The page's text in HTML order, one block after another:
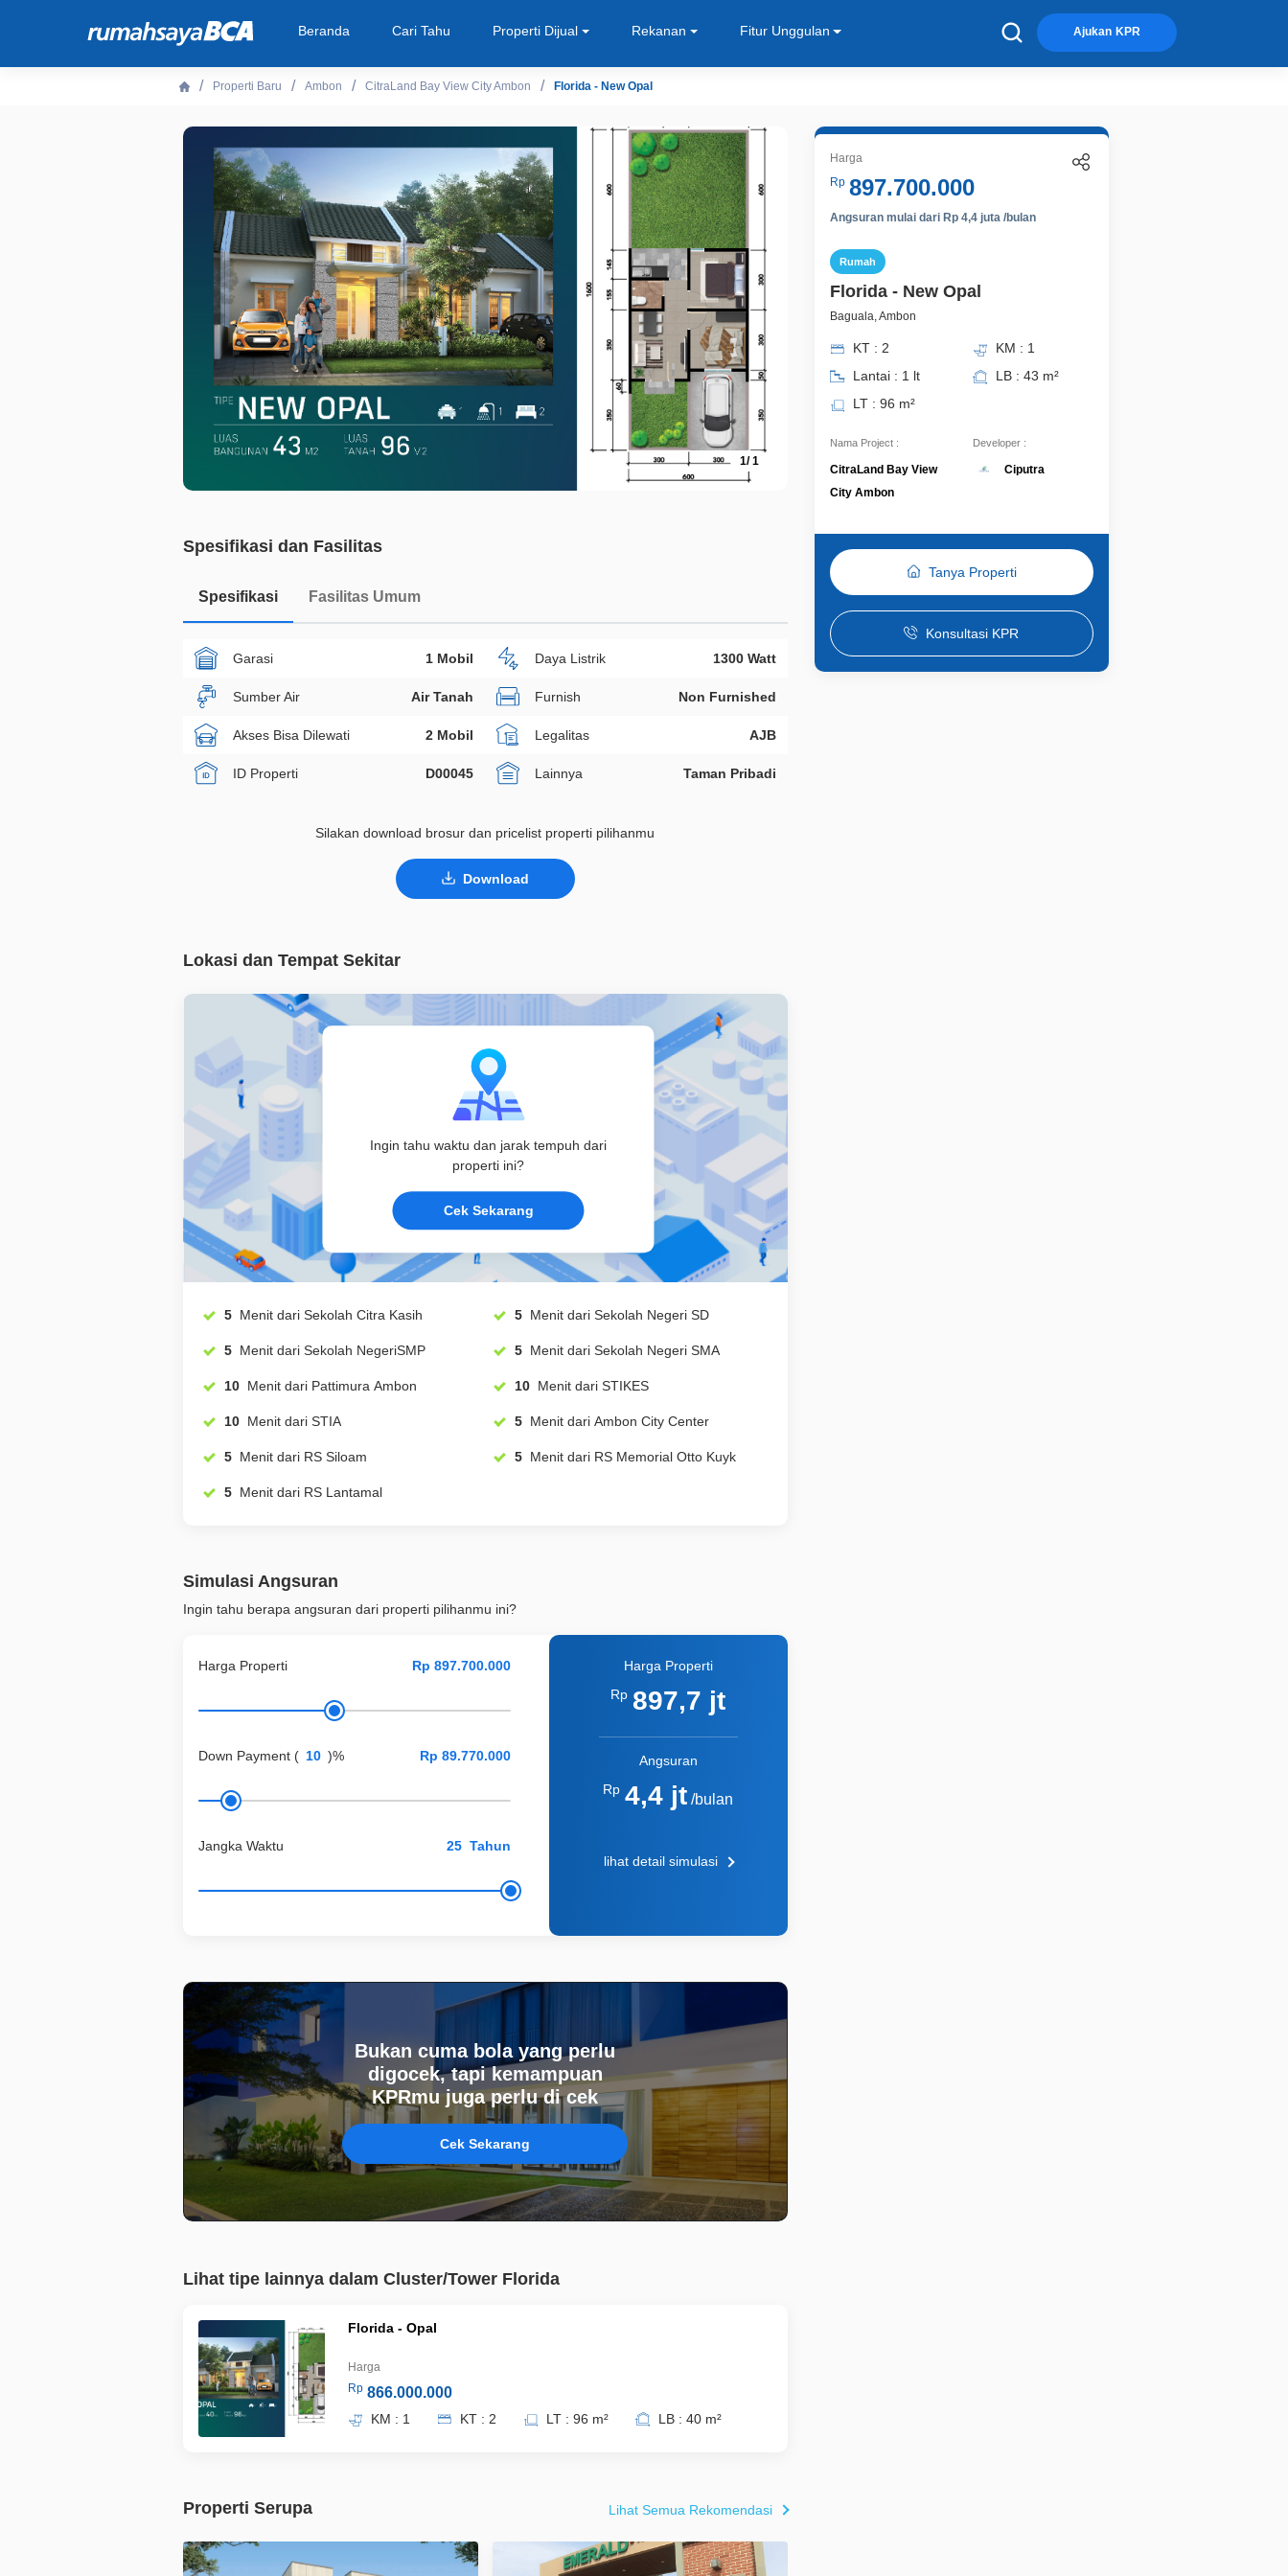
Beranda Cari Tahu Properti Dijual Rekanan Fitur Unggulan Ajukan KPR
Properti Baru Ambon CitraLand Bay View City Ambon Florida - New Opal
1/1
Spesifikasi dan Fasilitas
Spesifikasi Fasilitas Umum
Garasi 1 Mobil Daya Listrik 1300 Watt
Sumber Air Air Tanah Furnish Non Furnished
Akses Bisa Dilewati 2 Mobil Legalitas AJB
ID Properti D00045 Lainnya Taman Pribadi
Silakan download brosur dan pricelist properti pilihanmu
Download
Lokasi dan Tempat Sekitar
Ingin tahu waktu dan jarak tempuh dari
properti ini?
Cek Sekarang
5 Menit dari Sekolah Citra Kasih 5 Menit dari Sekolah Negeri SD
5 Menit dari Sekolah NegeriSMP 5 Menit dari Sekolah Negeri SMA
10 Menit dari Pattimura Ambon 10 Menit dari STIKES
10 Menit dari STIA 5 Menit dari Ambon City Center
5 Menit dari RS Siloam 5 Menit dari RS Memorial Otto Kuyk
5 Menit dari RS Lantamal
Simulasi Angsuran
Ingin tahu berapa angsuran dari properti pilihanmu ini?
Harga Properti
Down Payment ( )%
Jangka Waktu Tahun
Harga Properti
Rp 897,7 jt
Angsuran
Rp 4,4 jt /bulan
lihat detail simulasi
Bukan cuma bola yang perlu
digocek, tapi kemampuan
KPRmu juga perlu di cek
Cek Sekarang
Lihat tipe lainnya dalam Cluster/Tower Florida
Florida - Opal
Harga
Rp 866.000.000
KM : 1 KT : 2 LT : 96 m² LB : 40 m²
Properti Serupa Lihat Semua Rekomendasi
Harga
Rp 897.700.000
Angsuran mulai dari Rp 4,4 juta /bulan
Rumah
Florida - New Opal
Baguala, Ambon
KT : 2
KM : 1
Lantai : 1 lt
LB : 43 m²
LT : 96 m²
Nama Project :
CitraLand Bay View
City Ambon
Developer :
Ciputra
Tanya Properti
Konsultasi KPR